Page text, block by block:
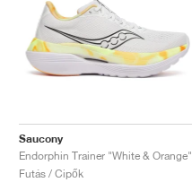
Saucony
Endorphin Trainer "White & Orange"
Futás / Cipők